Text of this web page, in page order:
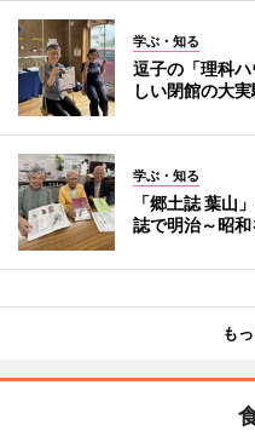
学ぶ・知る
逗子の「理科
しい閉館の大
学ぶ・知る
「郷土誌 葉山
誌で明治～昭和
も